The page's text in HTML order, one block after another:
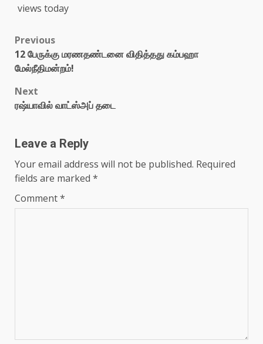
views today
Previous
12 பேருக்கு மரணதண்டனை விதித்தது கம்பஹா
மேல்நீதிமன்றம்!
Next
ரஷ்யாவில் வாட்ஸ்அப் தடை
Leave a Reply
Your email address will not be published. Required
fields are marked *
Comment*